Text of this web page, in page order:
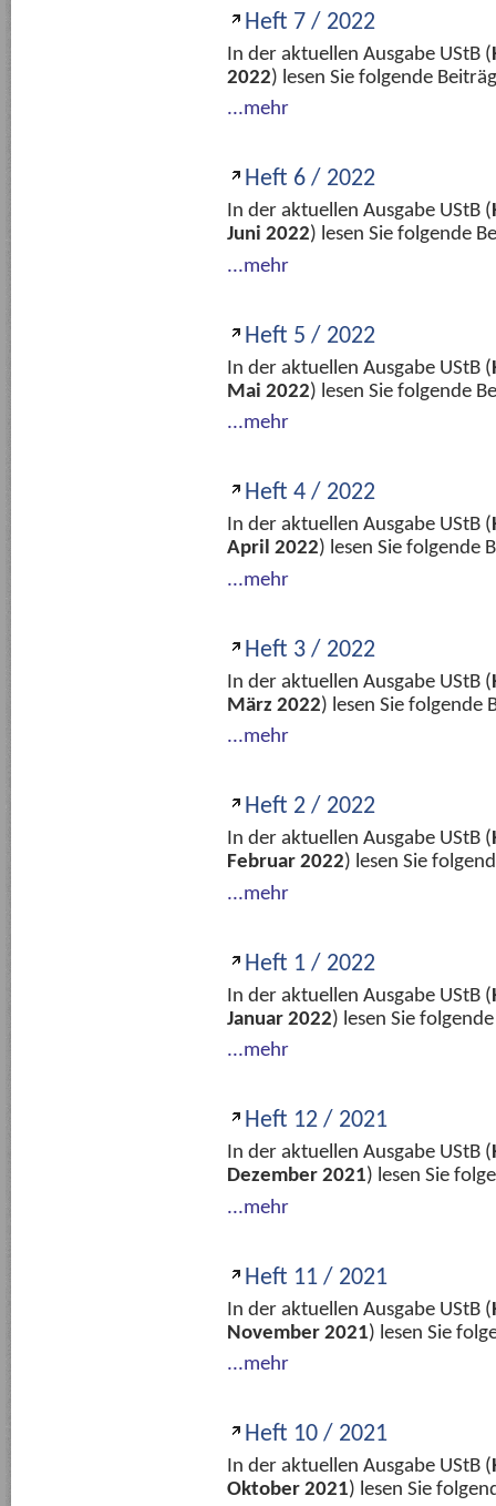
Heft 7 / 2022
In der aktuellen Ausgabe UStB (
2022) lesen Sie folgende
...mehr
Heft 6 / 2022
In der aktuellen Ausgabe UStB (
Juni 2022) lesen Sie folgende
...mehr
Heft 5 / 2022
In der aktuellen Ausgabe UStB (
Mai 2022) lesen Sie folgende
...mehr
Heft 4 / 2022
In der aktuellen Ausgabe UStB (
April 2022) lesen Sie folgende
...mehr
Heft 3 / 2022
In der aktuellen Ausgabe UStB (
März 2022) lesen Sie folgende
...mehr
Heft 2 / 2022
In der aktuellen Ausgabe UStB (
Februar 2022) lesen Sie
...mehr
Heft 1 / 2022
In der aktuellen Ausgabe UStB (
Januar 2022) lesen Sie
...mehr
Heft 12 / 2021
In der aktuellen Ausgabe UStB (
Dezember 2021) lesen Sie
...mehr
Heft 11 / 2021
In der aktuellen Ausgabe UStB (
November 2021) lesen Sie
...mehr
Heft 10 / 2021
In der aktuellen Ausgabe UStB (
Oktober 2021) lesen Sie